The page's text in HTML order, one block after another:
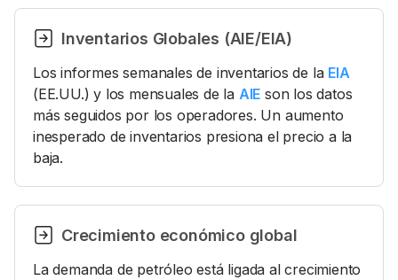
Inventarios Globales (AIE/EIA)
Los informes semanales de inventarios de la EIA
(EE.UU.) y los mensuales de la AIE son los datos
más seguidos por los operadores. Un aumento
inesperado de inventarios presiona el precio a la
baja.
Crecimiento económico global
La demanda de petróleo está ligada al crecimiento